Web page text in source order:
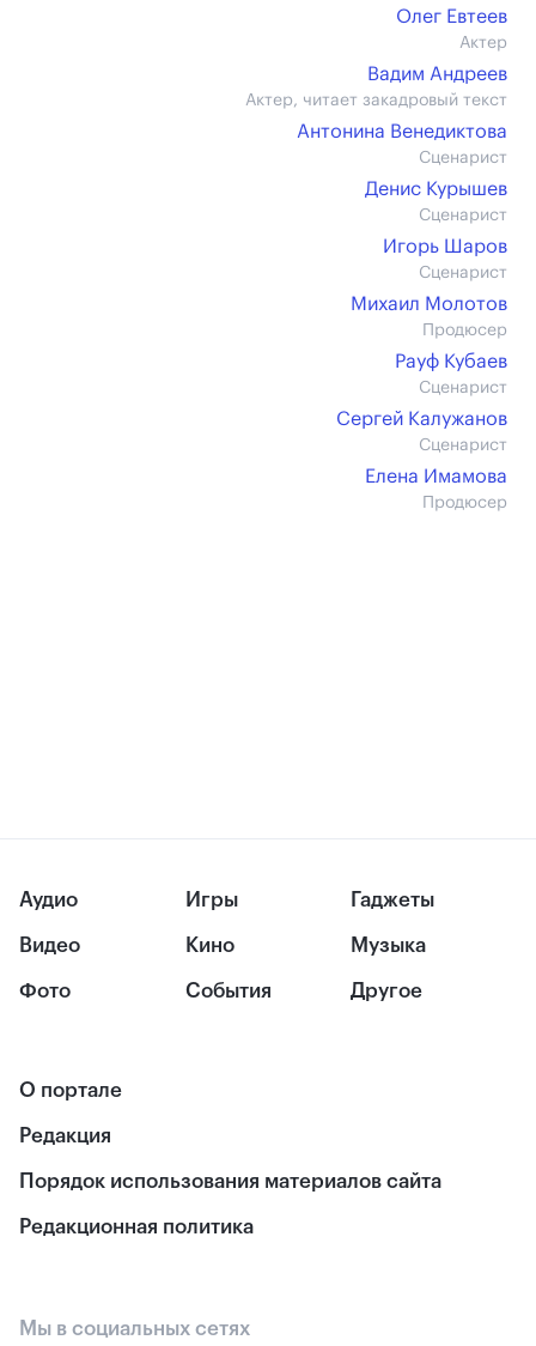
Олег Евтеев
Актер
Вадим Андреев
Актер, читает закадровый текст
Антонина Венедиктова
Сценарист
Денис Курышев
Сценарист
Игорь Шаров
Сценарист
Михаил Молотов
Продюсер
Рауф Кубаев
Сценарист
Сергей Калужанов
Сценарист
Елена Имамова
Продюсер
Аудио
Видео
Фото
Игры
Кино
События
Гаджеты
Музыка
Другое
О портале
Редакция
Порядок использования материалов сайта
Редакционная политика
Мы в социальных сетях